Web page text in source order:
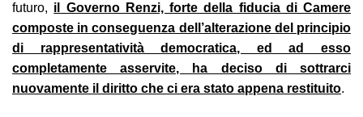
futuro, il Governo Renzi, forte della fiducia di Camere
composte in conseguenza dell’alterazione del principio
di rappresentatività democratica, ed ad esso
completamente asservite, ha deciso di sottrarci
nuovamente il diritto che ci era stato appena restituito.